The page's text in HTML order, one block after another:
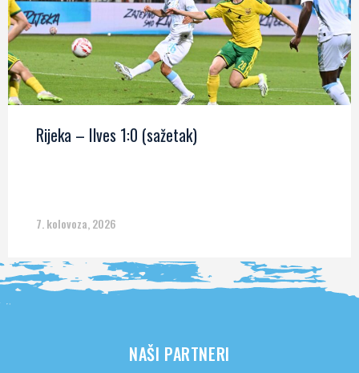
Rijeka – Ilves 1:0 (sažetak)
7. kolovoza, 2026
NAŠI PARTNERI